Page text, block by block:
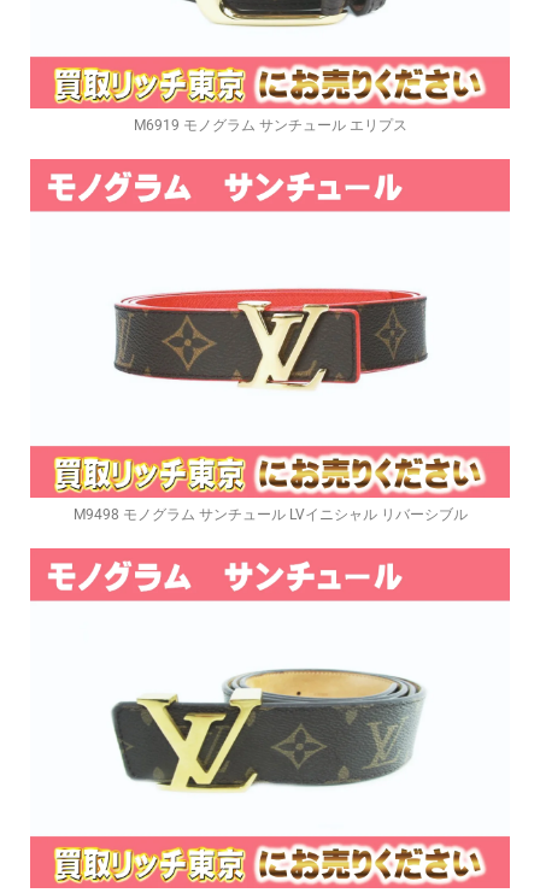
M6919 モノグラム サンチュール エリプス
M9498 モノグラム サンチュール LVイニシャル リバーシブル